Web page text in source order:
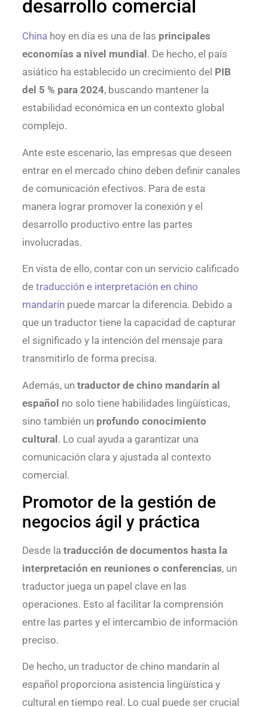
desarrollo comercial
Chinahoy en día es una de las principales
economías a nivel mundial . De hecho, el país
asiático ha establecido un crecimiento del PIB
del 5 % para 2024, buscando mantener la
estabilidad económica en un contexto global
complejo.
Ante este escenario, las empresas que deseen
entrar en el mercado chino deben definir canales
de comunicación efectivos. Para de esta
manera lograr promover la conexión y el
desarrollo productivo entre las partes
involucradas.
En vista de ello, contar con un servicio calificado
de traducción e interpretación en chino
mandarínpuede marcar la diferencia. Debido a
que un traductor tiene la capacidad de capturar
el significado y la intención del mensaje para
transmitirlo de forma precisa.
Además, un traductor de chino mandarín al
español no solo tiene habilidades lingüísticas,
sino también un profundo conocimiento
cultural. Lo cual ayuda a garantizar una
comunicación clara y ajustada al contexto
comercial.
Promotor de la gestión de
negocios ágil y práctica
Desde la traducción de documentos hasta la
interpretación en reuniones o conferencias, un
traductor juega un papel clave en las
operaciones. Esto al facilitar la comprensión
entre las partes y el intercambio de información
preciso.
De hecho, un traductor de chino mandarín al
español proporciona asistencia lingüística y
cultural en tiempo real. Lo cual puede ser crucial